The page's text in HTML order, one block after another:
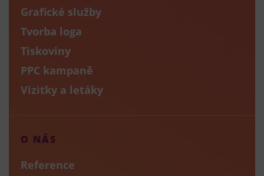
Grafické služby
Tvorba loga
Tiskoviny
PPC kampaně
Vizitky a letáky
O NÁS
Reference